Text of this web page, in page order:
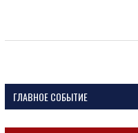
ГЛАВНОЕ СОБЫТИЕ